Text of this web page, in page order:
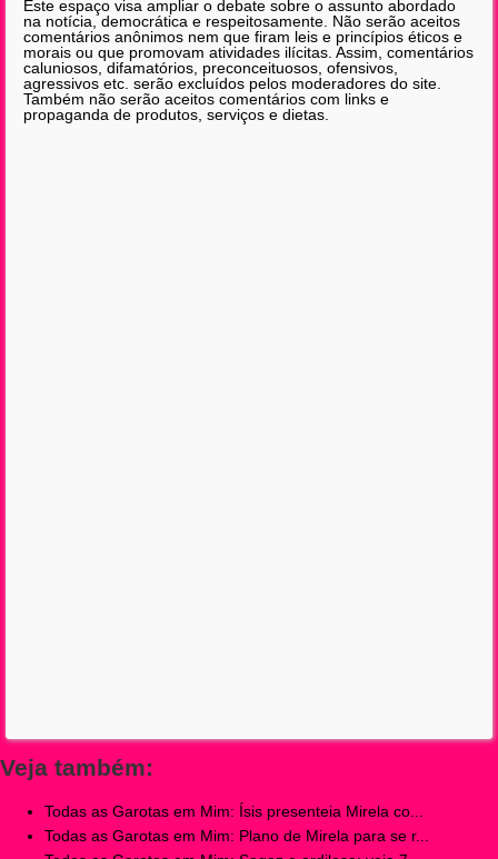
Este espaço visa ampliar o debate sobre o assunto abordado
na notícia, democrática e respeitosamente. Não serão aceitos
comentários anônimos nem que firam leis e princípios éticos e
morais ou que promovam atividades ilícitas. Assim, comentários
caluniosos, difamatórios, preconceituosos, ofensivos,
agressivos etc. serão excluídos pelos moderadores do site.
Também não serão aceitos comentários com links e
propaganda de produtos, serviços e dietas.
Veja também:
Todas as Garotas em Mim: Ísis presenteia Mirela co...
Todas as Garotas em Mim: Plano de Mirela para se r...